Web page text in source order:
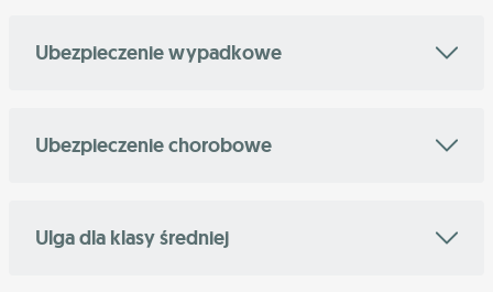
Ubezpieczenie wypadkowe
Ubezpieczenie chorobowe
Ulga dla klasy średniej